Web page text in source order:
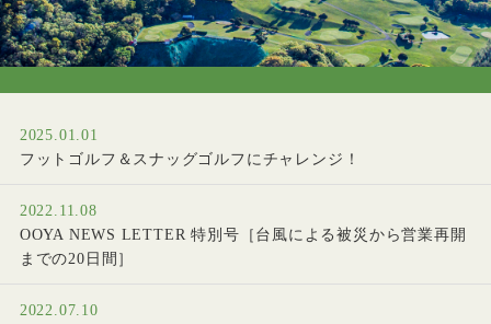
2025.01.01
フットゴルフ＆スナッグゴルフにチャレンジ！
2022.11.08
OOYA NEWS LETTER 特別号［台風による被災から営業再開
までの20日間］
2022.07.10